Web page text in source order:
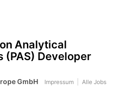
von
mobilem
Endgerät
Analytical
(PAS) Developer
GmbH Impressum Alle Jobs